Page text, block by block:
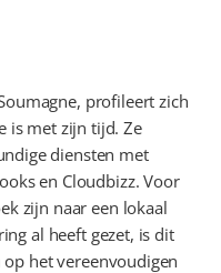
profileert zich
is met zijn tijd. Ze
diensten met
en Cloudbizz. Voor
zijn naar een lokaal
al heeft gezet, is dit
het vereenvoudigen